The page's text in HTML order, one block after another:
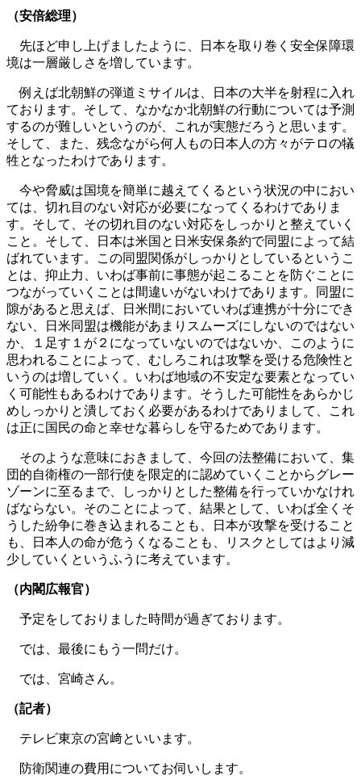
（安倍総理）
先ほど申し上げましたように、日本を取り巻く安全保障環
境は一層厳しさを増しています。
例えば北朝鮮の弾道ミサイルは、日本の大半を射程に入れ
ております。そして、なかなか北朝鮮の行動については予測
するのが難しいというのが、これが実態だろうと思います。
そして、また、残念ながら何人もの日本人の方々がテロの犠
牲となったわけであります。
今や脅威は国境を簡単に越えてくるという状況の中におい
ては、切れ目のない対応が必要になってくるわけでありま
す。そして、その切れ目のない対応をしっかりと整えていく
こと。そして、日本は米国と日米安保条約で同盟によって結
ばれています。この同盟関係がしっかりとしているというこ
とは、抑止力、いわば事前に事態が起こることを防ぐことに
つながっていくことは間違いがないわけであります。同盟に
隙があると思えば、日米間においていわば連携が十分にでき
ない、日米同盟は機能があまりスムーズにしないのではない
か、１足す１が２になっていないのではないか、このように
思われることによって、むしろこれは攻撃を受ける危険性と
いうのは増していく。いわば地域の不安定な要素となってい
く可能性もあるわけであります。そうした可能性をあらかじ
めしっかりと潰しておく必要があるわけでありまして、これ
は正に国民の命と幸せな暮らしを守るためであります。
そのような意味におきまして、今回の法整備において、集
団的自衛権の一部行使を限定的に認めていくことからグレー
ゾーンに至るまで、しっかりとした整備を行っていかなけれ
ばならない。そのことによって、結果として、いわば全くそ
うした紛争に巻き込まれることも、日本が攻撃を受けること
も、日本人の命が危うくなることも、リスクとしてはより減
少していくというふうに考えています。
（内閣広報官）
予定をしておりました時間が過ぎております。
では、最後にもう一問だけ。
では、宮崎さん。
（記者）
テレビ東京の宮﨑といいます。
防衛関連の費用についてお伺いします。